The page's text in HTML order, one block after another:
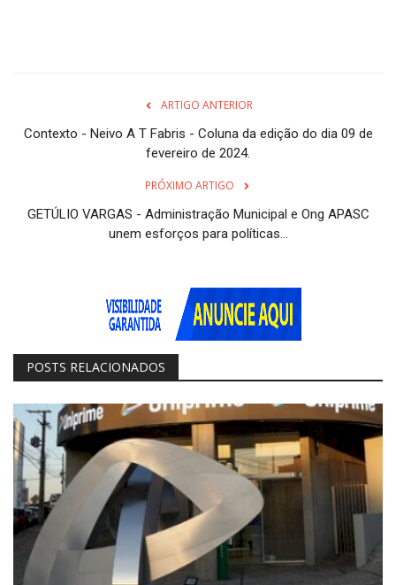
ARTIGO ANTERIOR
Contexto - Neivo A T Fabris - Coluna da edição do dia 09 de
fevereiro de 2024.
PRÓXIMO ARTIGO
GETÚLIO VARGAS - Administração Municipal e Ong APASC
unem esforços para políticas...
POSTS RELACIONADOS